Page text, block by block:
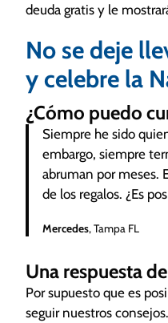
deuda gratis y le
No se deje
y celebre la
¿Cómo puedo
Siempre he sido
embargo, siempre
abruman por meses.
de los regalos. ¿Es
Mercedes, Tampa FL
Una respuesta
Por supuesto que es
seguir nuestros consejos.